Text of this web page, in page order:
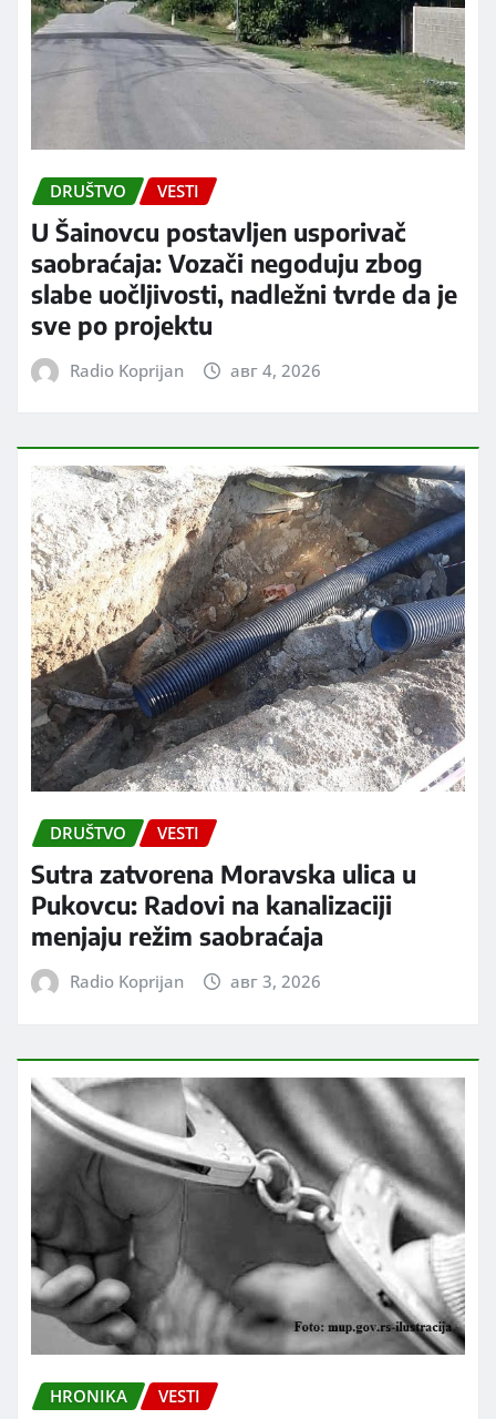
DRUŠTVO VESTI
U Šainovcu postavljen usporivač
saobraćaja: Vozači negoduju zbog
slabe uočljivosti, nadležni tvrde da je
sve po projektu
Radio Koprijan авг 4, 2026
DRUŠTVO VESTI
Sutra zatvorena Moravska ulica u
Pukovcu: Radovi na kanalizaciji
menjaju režim saobraćaja
Radio Koprijan авг 3, 2026
HRONIKA VESTI